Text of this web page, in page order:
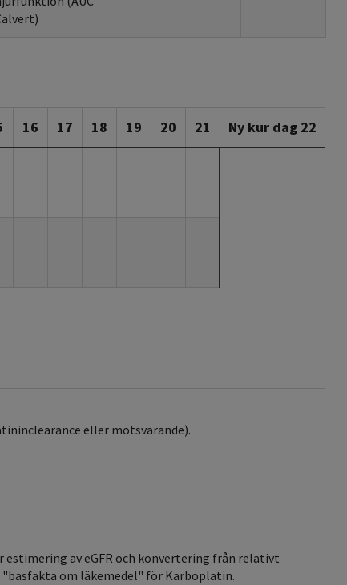
16 17 18 19 20 21 Ny kur dag 22
eller motsvarande).
estimering av eGFR och konvertering från relativt
om läkemedel" för Karboplatin.